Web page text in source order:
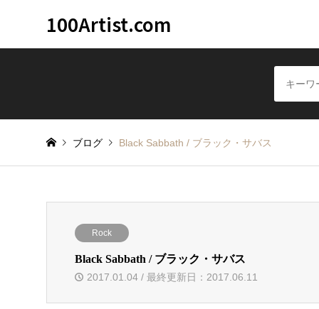
100Artist.com
ブログ Black Sabbath / ブラック・サバス
Rock
Black Sabbath / ブラック・サバス
2017.01.04 / 最終更新日：2017.06.11